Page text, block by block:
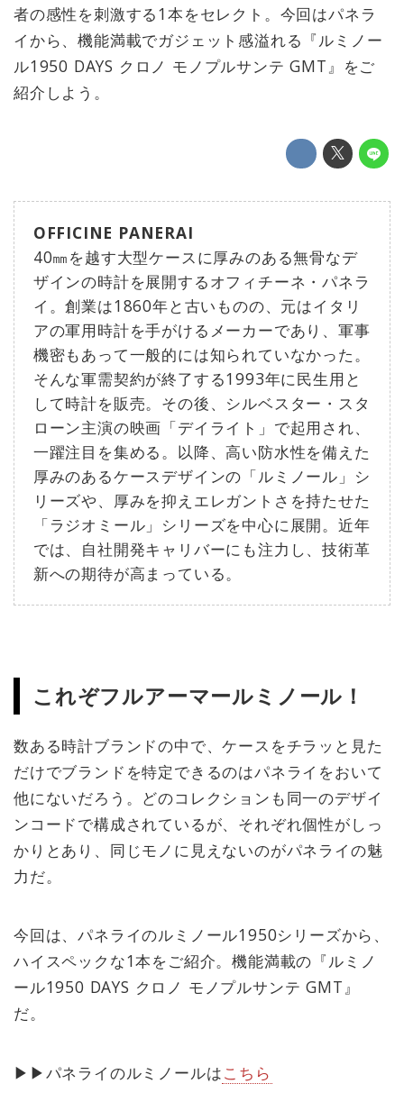
者の感性を刺激する1本をセレクト。今回はパネラ
イから、機能満載でガジェット感溢れる『ルミノー
ル1950 DAYS クロノ モノプルサンテ GMT』をご
紹介しよう。
OFFICINE PANERAI
40㎜を越す大型ケースに厚みのある無骨なデ
ザインの時計を展開するオフィチーネ・パネラ
イ。創業は1860年と古いものの、元はイタリ
アの軍用時計を手がけるメーカーであり、軍事
機密もあって一般的には知られていなかった。
そんな軍需契約が終了する1993年に民生用と
して時計を販売。その後、シルベスター・スタ
ローン主演の映画「デイライト」で起用され、
一躍注目を集める。以降、高い防水性を備えた
厚みのあるケースデザインの「ルミノール」シ
リーズや、厚みを抑えエレガントさを持たせた
「ラジオミール」シリーズを中心に展開。近年
では、自社開発キャリバーにも注力し、技術革
新への期待が高まっている。
これぞフルアーマールミノール！
数ある時計ブランドの中で、ケースをチラッと見た
だけでブランドを特定できるのはパネライをおいて
他にないだろう。どのコレクションも同一のデザイ
ンコードで構成されているが、それぞれ個性がしっ
かりとあり、同じモノに見えないのがパネライの魅
力だ。
今回は、パネライのルミノール1950シリーズから、
ハイスペックな1本をご紹介。機能満載の『ルミノ
ール1950 DAYS クロノ モノプルサンテ GMT』
だ。
▶︎▶︎パネライのルミノールはこちら